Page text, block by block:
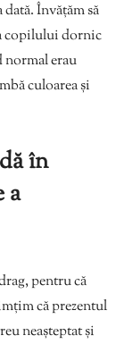
Învățăm să
copilului dornic
normal erau
culoarea și
în
a
pentru că
că prezentul
neașteptat și